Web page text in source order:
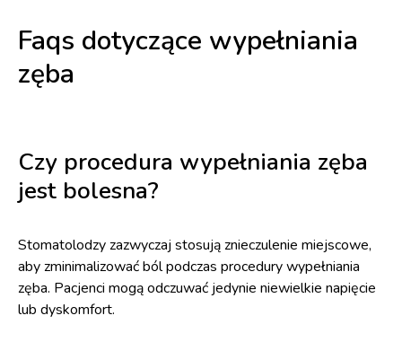
Faqs dotyczące wypełniania
zęba
Czy procedura wypełniania zęba
jest bolesna?
Stomatolodzy zazwyczaj stosują znieczulenie miejscowe,
aby zminimalizować ból podczas procedury wypełniania
zęba. Pacjenci mogą odczuwać jedynie niewielkie napięcie
lub dyskomfort.